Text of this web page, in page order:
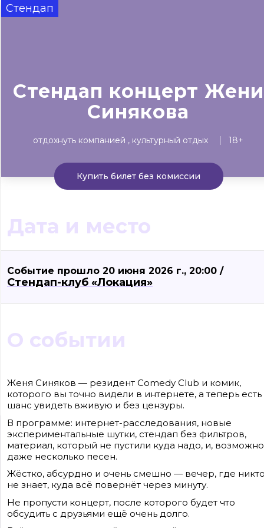
Все материалы Концерты Театр Детям
Стендап
Стендап концерт Жени
Синякова
отдохнуть компанией культурный отдых 18+
Купить билет без комиссии
Дата и место
Событие прошло 20 июня 2026 г., 20:00 /
Стендап-клуб «Локация»
О событии
Женя Синяков — резидент Comedy Club и комик,
которого вы точно видели в интернете, а теперь есть
шанс увидеть вживую и без цензуры.
В программе: интернет-расследования, новые
экспериментальные шутки, стендап без фильтров,
материал, который не пустили куда надо, и,
даже несколько песен.
Жёстко, абсурдно и очень смешно — вечер, где
не знает, куда всё повернёт через минуту.
Не пропусти концерт, после которого будет что
обсудить с друзьями ещё очень долго.
Сайт входит в медиагруппу «Западная пресса» ОГРН 1063906014743, ИНН
3906148636, КПП 390601001
Контакты редакции: +7(4012) 310-124, news@klops.ru. Реклама: +7 (931) 107 50
reklama@klops.ru. Афиша: +7(967) 351 20 51, reklama@klops.ru
оф. 2
Сетевое издание "Klops.ru", регистрационный номер и дата принятия
решения о регистрации: ЭЛ № ФС 77 - 78739 от 20 июля 2020 года,
информационных технологий и массовых коммуникаций (Роскомнадзор).
Учредитель: ООО "Русская медиагруппа "Западная Пресса". Главный
редактор: Фомченкова Кристина Владимировна